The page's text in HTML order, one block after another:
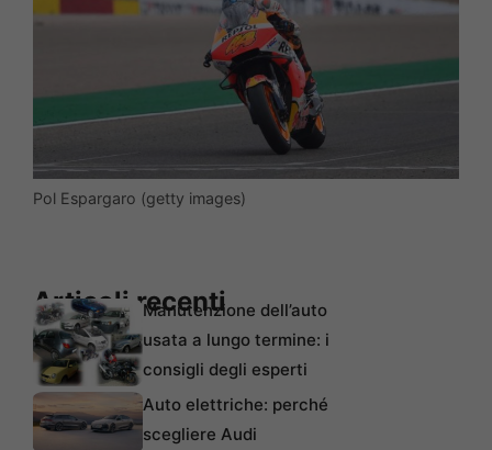
Pol Espargaro (getty images)
Articoli recentiManutenzione dell’auto
usata a lungo termine: i
consigli degli esperti
Auto elettriche: perché
scegliere Audi